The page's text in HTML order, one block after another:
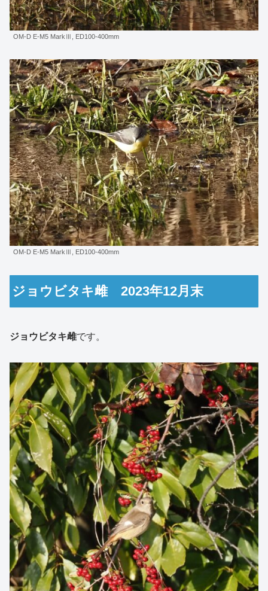
OM-D E-M5 MarkⅢ, ED100-400mm
OM-D E-M5 MarkⅢ, ED100-400mm
ジョウビタキ雌 2023年12月末
ジョウビタキ雌です。